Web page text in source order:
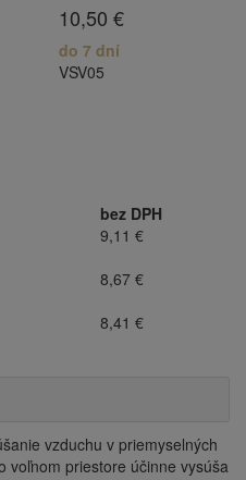
10,50 €
do 7 dní
VSV05
bez DPH
9,11 €
8,67 €
8,41 €
vzduchu v priemyselných
voľnom priestore účinne vysúša